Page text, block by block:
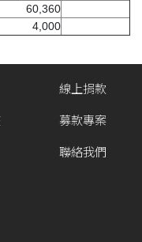
60,360
4,000
線上捐款
募款專案
聯絡我們